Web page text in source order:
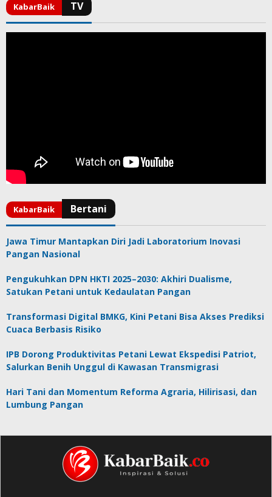
Jawa Timur Mantapkan Diri Jadi Laboratorium Inovasi
Pangan Nasional
Pengukuhkan DPN HKTI 2025–2030: Akhiri Dualisme,
Satukan Petani untuk Kedaulatan Pangan
Transformasi Digital BMKG, Kini Petani Bisa Akses Prediksi
Cuaca Berbasis Risiko
IPB Dorong Produktivitas Petani Lewat Ekspedisi Patriot,
Salurkan Benih Unggul di Kawasan Transmigrasi
Hari Tani dan Momentum Reforma Agraria, Hilirisasi, dan
Lumbung Pangan